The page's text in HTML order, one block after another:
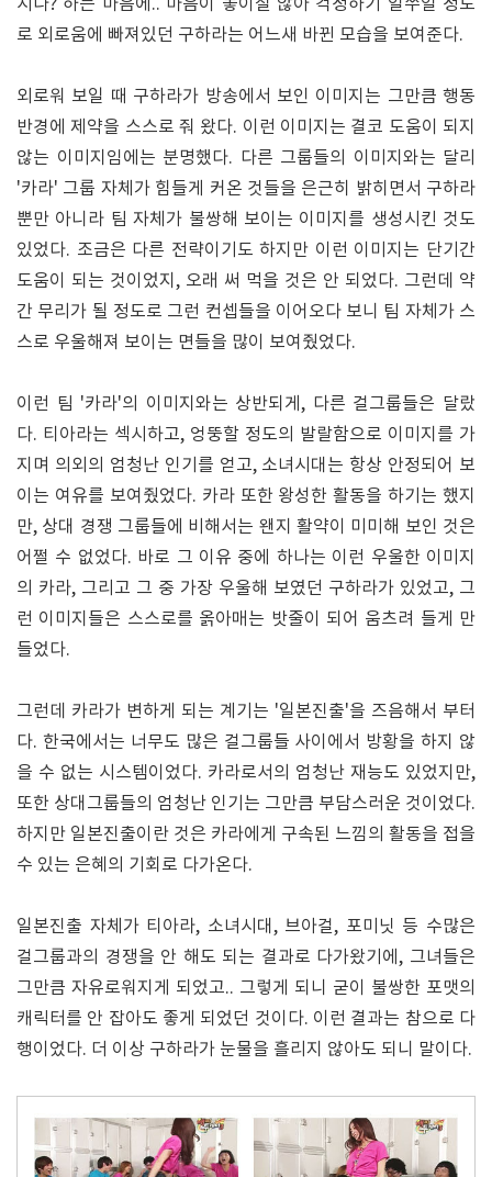
시나? 하는 마음에.. 마음이 놓이질 않아 걱정하기 일쑤일 정도
로 외로움에 빠져있던 구하라는 어느새 바뀐 모습을 보여준다.
외로워 보일 때 구하라가 방송에서 보인 이미지는 그만큼 행동
반경에 제약을 스스로 줘 왔다. 이런 이미지는 결코 도움이 되지
않는 이미지임에는 분명했다. 다른 그룹들의 이미지와는 달리
'카라' 그룹 자체가 힘들게 커온 것들을 은근히 밝히면서 구하라
뿐만 아니라 팀 자체가 불쌍해 보이는 이미지를 생성시킨 것도
있었다. 조금은 다른 전략이기도 하지만 이런 이미지는 단기간
도움이 되는 것이었지, 오래 써 먹을 것은 안 되었다. 그런데 약
간 무리가 될 정도로 그런 컨셉들을 이어오다 보니 팀 자체가 스
스로 우울해져 보이는 면들을 많이 보여줬었다.
이런 팀 '카라'의 이미지와는 상반되게, 다른 걸그룹들은 달랐
다. 티아라는 섹시하고, 엉뚱할 정도의 발랄함으로 이미지를 가
지며 의외의 엄청난 인기를 얻고, 소녀시대는 항상 안정되어 보
이는 여유를 보여줬었다. 카라 또한 왕성한 활동을 하기는 했지
만, 상대 경쟁 그룹들에 비해서는 왠지 활약이 미미해 보인 것은
어쩔 수 없었다. 바로 그 이유 중에 하나는 이런 우울한 이미지
의 카라, 그리고 그 중 가장 우울해 보였던 구하라가 있었고, 그
런 이미지들은 스스로를 옭아매는 밧줄이 되어 움츠려 들게 만
들었다.
그런데 카라가 변하게 되는 계기는 '일본진출'을 즈음해서 부터
다. 한국에서는 너무도 많은 걸그룹들 사이에서 방황을 하지 않
을 수 없는 시스템이었다. 카라로서의 엄청난 재능도 있었지만,
또한 상대그룹들의 엄청난 인기는 그만큼 부담스러운 것이었다.
하지만 일본진출이란 것은 카라에게 구속된 느낌의 활동을 접을
수 있는 은혜의 기회로 다가온다.
일본진출 자체가 티아라, 소녀시대, 브아걸, 포미닛 등 수많은
걸그룹과의 경쟁을 안 해도 되는 결과로 다가왔기에, 그녀들은
그만큼 자유로워지게 되었고.. 그렇게 되니 굳이 불쌍한 포맷의
캐릭터를 안 잡아도 좋게 되었던 것이다. 이런 결과는 참으로 다
행이었다. 더 이상 구하라가 눈물을 흘리지 않아도 되니 말이다.